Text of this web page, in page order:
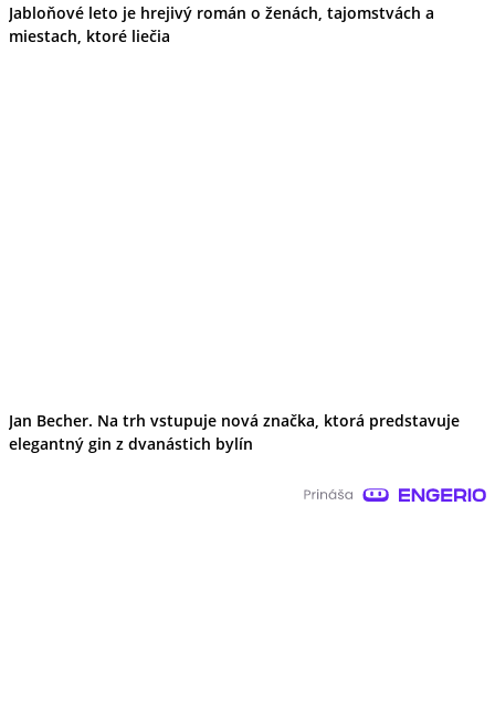
Jabloňové leto je hrejivý román o ženách, tajomstvách a
miestach, ktoré liečia
Jan Becher. Na trh vstupuje nová značka, ktorá predstavuje
elegantný gin z dvanástich bylín